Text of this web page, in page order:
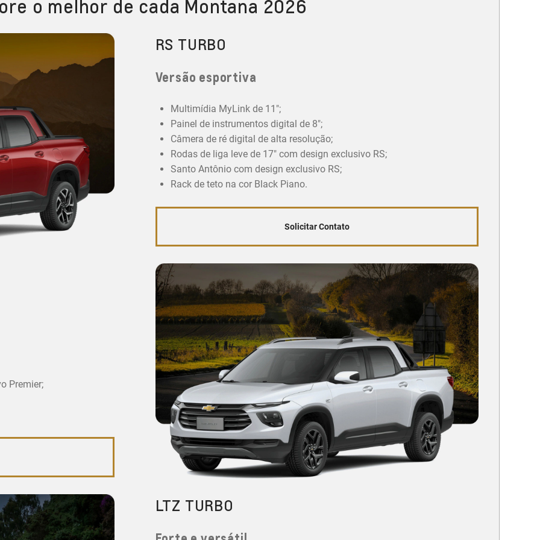
o melhor de cada Montana 2026
RS TURBO
Versão esportiva
Multimídia MyLink de 11";
Painel de instrumentos digital de 8";
Câmera de ré digital de alta resolução;
Rodas de liga leve de 17" com design exclusivo RS;
Santo Antônio com design exclusivo RS;
Rack de teto na cor Black Piano.
Solicitar Contato
Premier;
LTZ TURBO